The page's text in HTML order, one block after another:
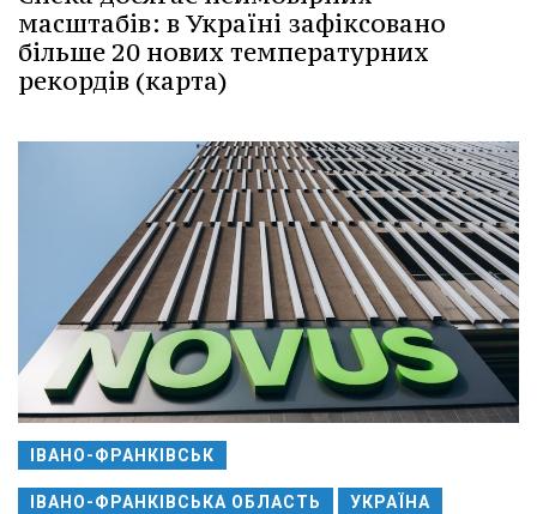
масштабів: в Україні зафіксовано
більше 20 нових температурних
рекордів (карта)
ІВАНО-ФРАНКІВСЬК
ІВАНО-ФРАНКІВСЬКА ОБЛАСТЬ УКРАЇНА